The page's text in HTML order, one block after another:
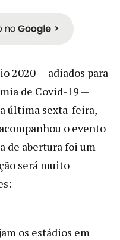
2020 — adiados para
de Covid-19 —
última sexta-feira,
o evento
de abertura foi um
será muito
os estádios em